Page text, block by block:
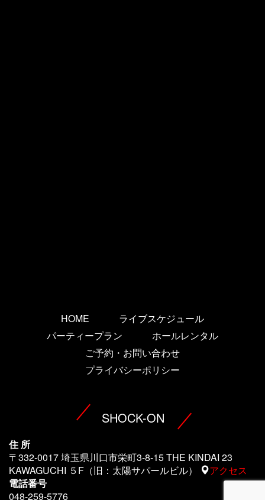
HOME
ライブスケジュール
パーティープラン
ホールレンタル
ご予約・お問い合わせ
プライバシーポリシー
SHOCK-ON
住 所
〒332-0017 埼玉県川口市栄町3-8-15 THE KINDAI 23
KAWAGUCHI ５F（旧：太陽サパールビル）
アクセス
電話番号
048-259-5776